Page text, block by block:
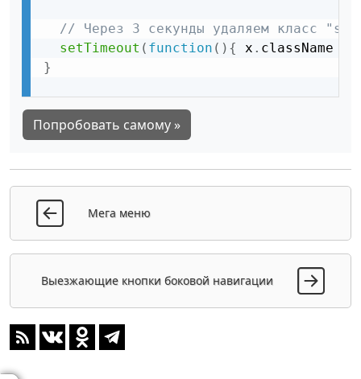
// Через 3 секунды удаляем класс
setTimeout ( function ( ) { x . className
}
Попробовать самому »
Мега меню
Выезжающие кнопки боковой навигации